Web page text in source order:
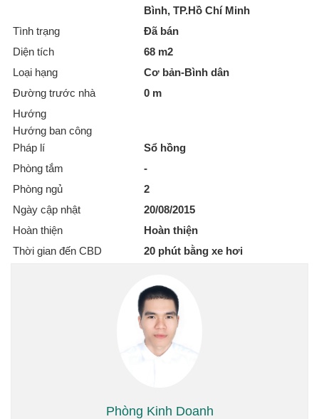
Bình, TP.Hồ Chí Minh
Tình trạng
Đã bán
Diện tích
68 m2
Loại hạng
Cơ bản-Bình dân
Đường trước nhà
0 m
Hướng
Hướng ban công
Pháp lí
Sổ hồng
Phòng tắm
-
Phòng ngủ
2
Ngày cập nhật
20/08/2015
Hoàn thiện
Hoàn thiện
Thời gian đến CBD
20 phút bằng xe hơi
Phòng Kinh Doanh